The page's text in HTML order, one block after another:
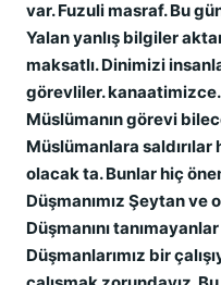
var. Fuzuli masraf. Bu
Yalan yanlış bilgiler
maksatlı. Dinimizi
görevliler.
Müslümanın görevi
Müslümanlara
olacak ta. Bunlar hiç
Düşmanımız Şeytan ve
Düşmanını
Düşmanlarımız bir